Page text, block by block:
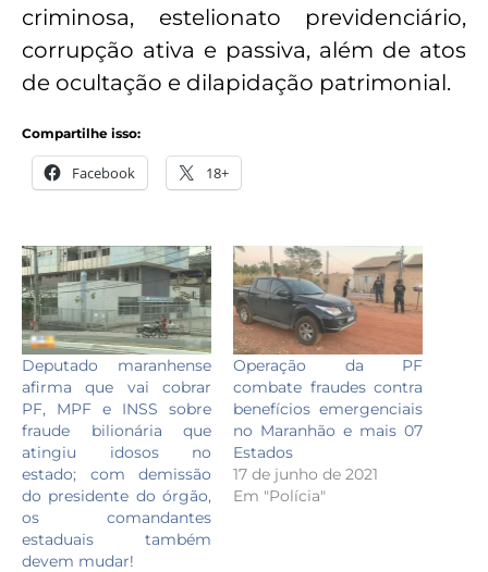
criminosa, estelionato previdenciário,
corrupção ativa e passiva, além de atos
de ocultação e dilapidação patrimonial.
Compartilhe isso:
Facebook 18+
Deputado maranhense
afirma que vai cobrar
PF, MPF e INSS sobre
fraude bilionária que
atingiu idosos no
estado; com demissão
do presidente do órgão,
os comandantes
estaduais também
devem mudar!
Operação da PF
combate fraudes contra
benefícios emergenciais
no Maranhão e mais 07
Estados
17 de junho de 2021
Em "Polícia"